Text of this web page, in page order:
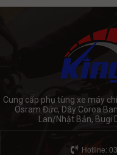
Cung cấp phụ tùng xe máy
Osram Đức, Dây Coroa
Lan/Nhật Bản, Bugi
Hotline: